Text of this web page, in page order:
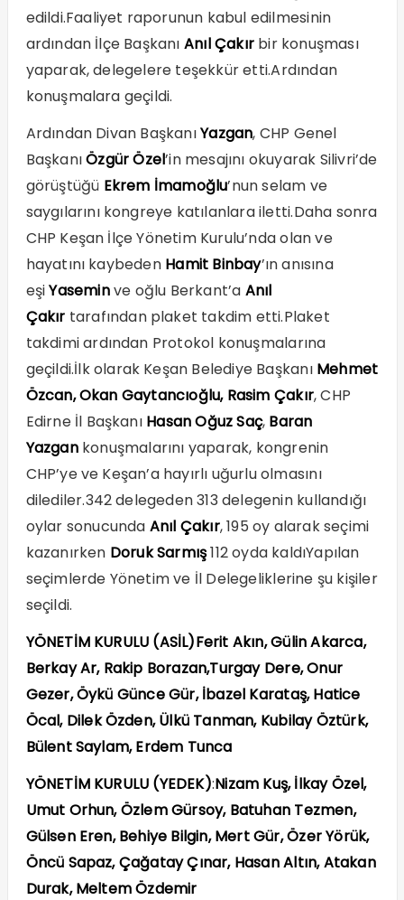
edildi.Faaliyet raporunun kabul edilmesinin
ardından İlçe Başkanı Anıl Çakırbir konuşması
yaparak, delegelere teşekkür etti.Ardından
konuşmalara geçildi.
Ardından Divan BaşkanıYazgan, CHP Genel
BaşkanıÖzgür Özel’in mesajını okuyarak Silivri’de
görüştüğü Ekrem İmamoğlu’nun selam ve
saygılarını kongreye katılanlara iletti.Daha sonra
CHP Keşan İlçe Yönetim Kurulu’nda olan ve
hayatını kaybeden Hamit Binbay’ın anısına
eşiYaseminve oğlu Berkant’a Anıl
Çakır tarafından plaket takdim etti.Plaket
takdimi ardından Protokol konuşmalarına
geçildi.İlk olarak Keşan Belediye Başkanı Mehmet
Özcan, Okan Gaytancıoğlu, Rasim Çakır, CHP
Edirne İl Başkanı Hasan Oğuz Saç, Baran
Yazgankonuşmalarını yaparak, kongrenin
CHP’ye ve Keşan’a hayırlı uğurlu olmasını
dilediler.342 delegeden 313 delegenin kullandığı
oylar sonucunda Anıl Çakır, 195 oy alarak seçimi
kazanırken Doruk Sarmış112 oyda kaldıYapılan
seçimlerde Yönetim ve İl Delegeliklerine şu kişiler
seçildi.
YÖNETİM KURULU (ASİL)Ferit Akın, Gülin Akarca,
Berkay Ar, Rakip Borazan,Turgay Dere, Onur
Gezer, Öykü Günce Gür, İbazel Karataş, Hatice
Öcal, Dilek Özden, Ülkü Tanman, Kubilay Öztürk,
Bülent Saylam, Erdem Tunca
YÖNETİM KURULU (YEDEK):Nizam Kuş, İlkay Özel,
Umut Orhun, Özlem Gürsoy, Batuhan Tezmen,
Gülsen Eren, Behiye Bilgin, Mert Gür, Özer Yörük,
Öncü Sapaz, Çağatay Çınar, Hasan Altın, Atakan
Durak, Meltem Özdemir